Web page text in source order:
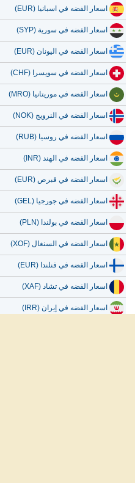
اسعار الفضه في اسبانيا (EUR)
اسعار الفضه في سورية (SYP)
اسعار الفضه في اليونان (EUR)
اسعار الفضه في سويسرا (CHF)
اسعار الفضه في موريتانيا (MRO)
اسعار الفضه في النرويج (NOK)
اسعار الفضه في روسيا (RUB)
اسعار الفضه في الهند (INR)
اسعار الفضه في قبرص (EUR)
اسعار الفضه في جورجيا (GEL)
اسعار الفضه في بولندا (PLN)
اسعار الفضه في السنغال (XOF)
اسعار الفضه في فنلندا (EUR)
اسعار الفضه في تشاد (XAF)
اسعار الفضه في إيران (IRR)